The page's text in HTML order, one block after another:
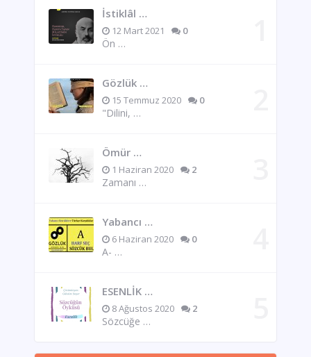
İstiklâl …
12 Mart 2021 0
Ön …
Gözlük …
15 Temmuz 2020 0
"Dilini, …
Ömür …
1 Haziran 2020 2
Zamanı …
Yabancı …
6 Haziran 2020 0
A- …
ESENLİK …
8 Ağustos 2020 2
Sözcüğe …